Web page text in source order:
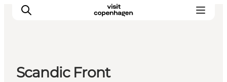
Scandic Front